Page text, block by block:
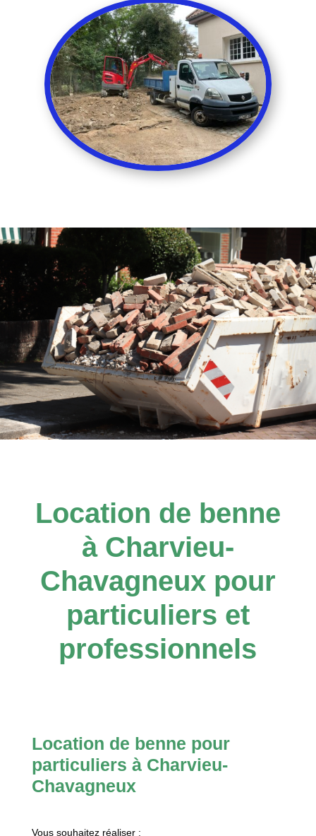
Location de benne
à Charvieu-
Chavagneux pour
particuliers et
professionnels
Location de benne pour
particuliers à Charvieu-
Chavagneux
Vous souhaitez réaliser :